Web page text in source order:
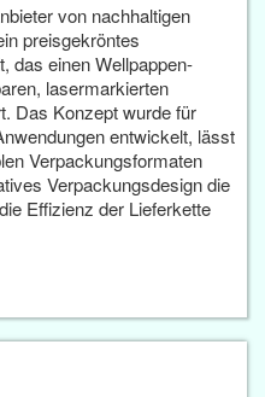
von nachhaltigen
preisgekröntes
das einen Wellpappen-
lasermarkierten
Das Konzept wurde für
entwickelt, lässt
Verpackungsformaten
Verpackungsdesign die
Effizienz der Lieferkette